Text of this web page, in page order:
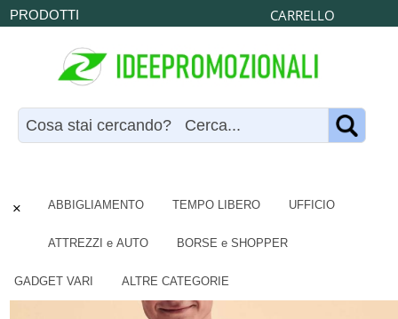
CARRELLO
× ABBIGLIAMENTO TEMPO LIBERO UFFICIO
ATTREZZI e AUTO BORSE e SHOPPER
GADGET VARI ALTRE CATEGORIE
PRODOTTI